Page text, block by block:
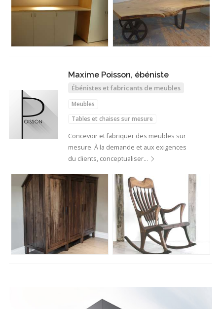
Maxime Poisson, ébéniste
Ébénistes et fabricants de meubles
Meubles
Tables et chaises sur mesure
Concevoir et fabriquer des meubles sur
mesure. À la demande et aux exigences
du clients, conceptualiser…